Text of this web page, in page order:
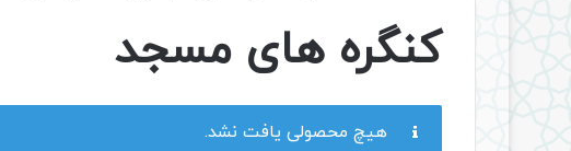
کنگره های مسجد
هیچ محصولی یافت نشد.